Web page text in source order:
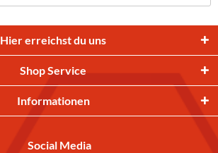
Hier erreichst du uns
Shop Service
Informationen
Social Media